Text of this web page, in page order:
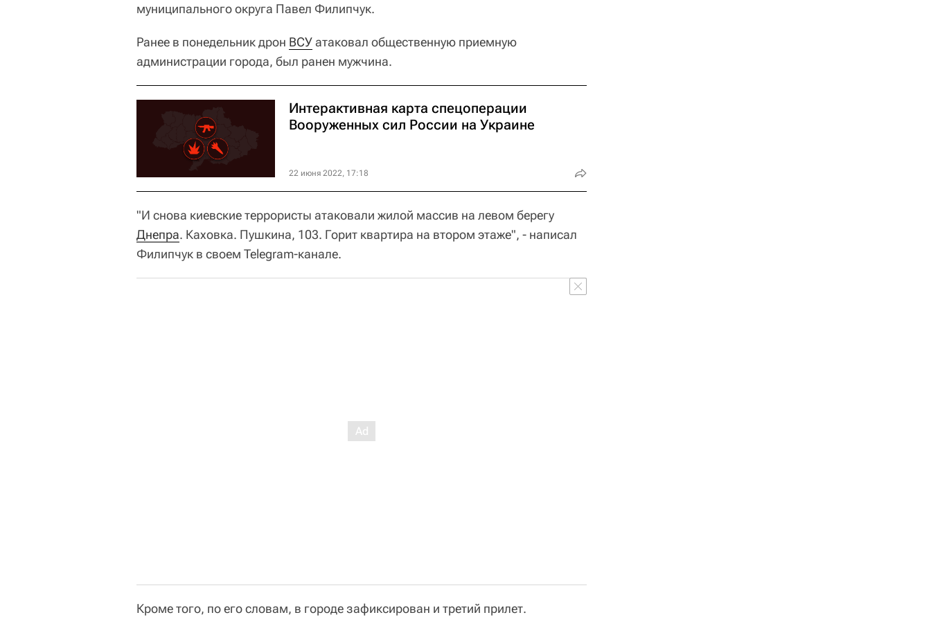
муниципального округа Павел Филипчук.
Ранее в понедельник дрон ВСУатаковал общественную приемную
администрации города, был ранен мужчина.
Интерактивная карта спецоперации
Вооруженных сил России на Украине
22 июня 2022, 17:18
"И снова киевские террористы атаковали жилой массив на левом берегу
Днепра. Каховка. Пушкина, 103. Горит квартира на втором этаже", - написал
Филипчук в своем Telegram-канале.
Кроме того, по его словам, в городе зафиксирован и третий прилет.